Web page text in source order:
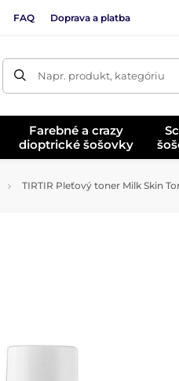
FAQ Doprava a platba
Napr. produkt, kategóriu
Farebné a crazy
dioptrické šošovky
TIRTIR Pleťový toner Milk Skin